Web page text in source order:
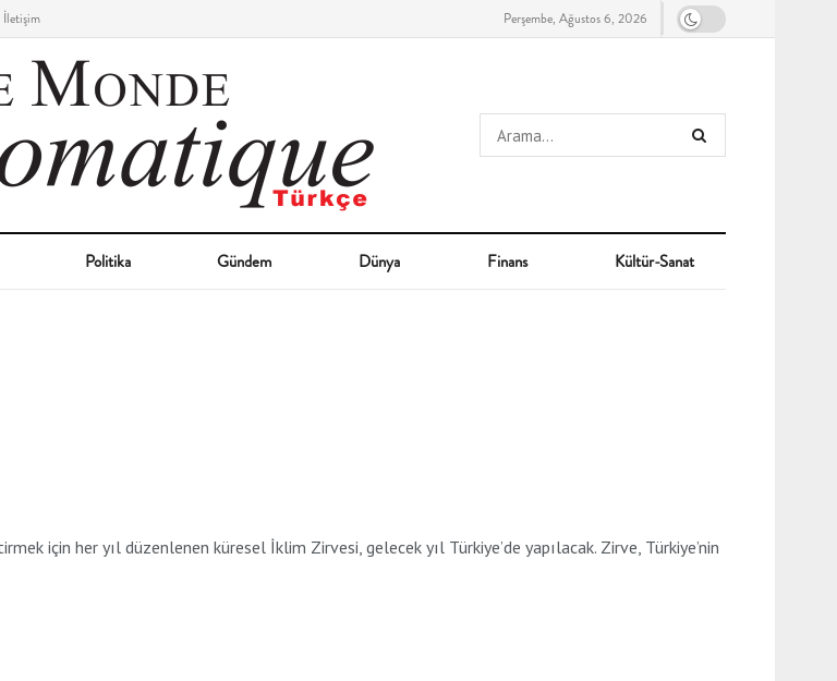
İletişim Perşembe, Ağustos 6, 2026
Politika Gündem Dünya Finans Kültür-Sanat
için her yıl düzenlenen küresel İklim Zirvesi, gelecek yıl Türkiye’de yapılacak. Zirve, Türkiye’nin